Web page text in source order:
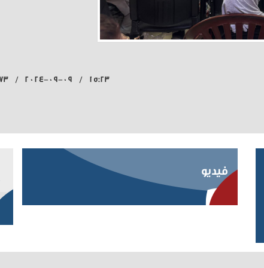
15:23 / 2024-09-09 / 773 قراءة
فيديو